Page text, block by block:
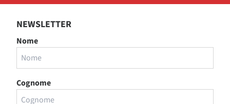
NEWSLETTER
Nome
Cognome